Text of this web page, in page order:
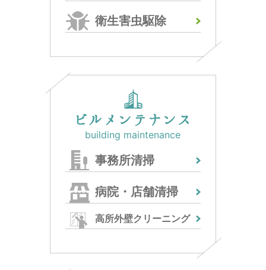
衛生害虫駆除
ビルメンテナンス
building maintenance
事務所清掃
病院・店舗清掃
高所外壁クリーニング